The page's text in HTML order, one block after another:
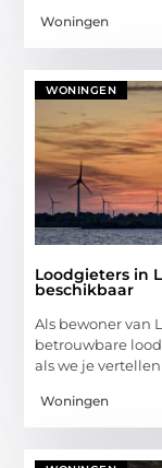
Woningen
WONINGEN
Loodgieters in
beschikbaar
Als bewoner van
betrouwbare
als we je
Woningen